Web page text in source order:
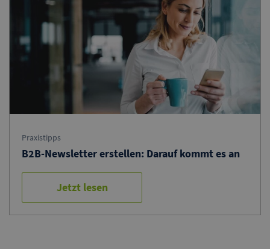
Praxistipps
B2B-Newsletter erstellen: Darauf kommt es an
Jetzt lesen